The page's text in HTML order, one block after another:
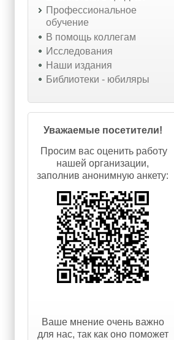
Профессиональное
обучение
В помощь коллегам
Исследования
Наши издания
Библиотеки - юбиляры
Уважаемые посетители!
Просим вас оценить работу
нашей организации,
заполнив анонимную анкету:
Ваше мнение очень важно
для нас, так как оно поможет